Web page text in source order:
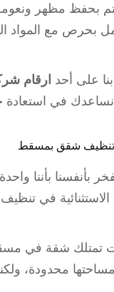
بحفظ مظهر
بحرص مع المواد
على أحد ارقام
نساعدك في استعادة
شقق بمسقط
بأنفسنا بأننا
الاستثنائية في
تمتلك شقة في
محدودة،